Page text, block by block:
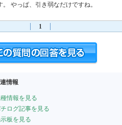
やっぱ、引き弱なだけですね。
1
情報
情報を見る
ログ記事を見る
板を見る